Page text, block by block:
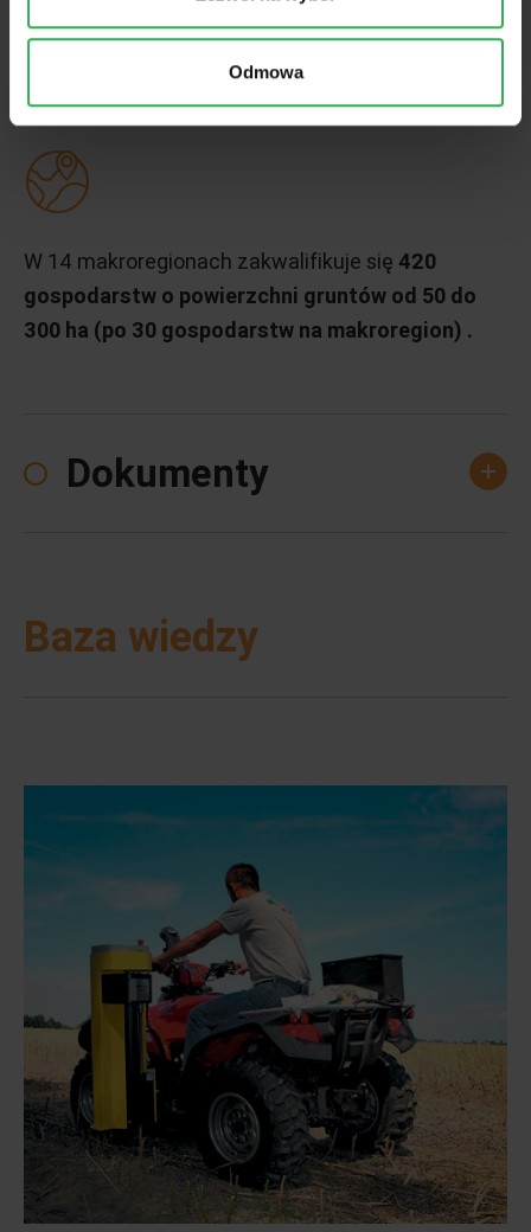
Odmowa
ha (po 25 gospodarstw na makroregion) .
W 14 makroregionach zakwalifikuje się 420
gospodarstw o powierzchni gruntów od 50 do
300 ha (po 30 gospodarstw na makroregion) .
Dokumenty
Baza wiedzy